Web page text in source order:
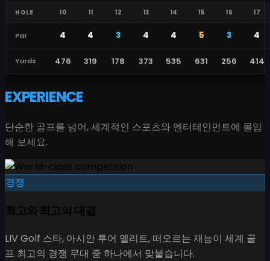
HOLE 10 11 12 13 14 15 16 17
Par 4 4 3 4 4 5 3 4
Yards 476 319 178 373 535 631 256 414
EXPERIENCE
단순한 골프를 넘어, 세계적인 스포츠와 엔터테인먼트에 몰입
해 보세요.
경쟁
최고와 최고의 대결
LIV Golf 스타, 아시안 투어 엘리트, 떠오르는 재능이 세계 골
프 최고의 경쟁 무대 중 하나에서 맞붙습니다.